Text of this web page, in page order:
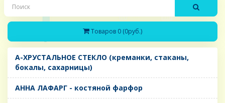
Товаров 0 (0руб.)
A-ХРУСТАЛЬНОЕ СТЕКЛО (креманки, стаканы,
бокалы, сахарницы)
AHHA ЛАФАРГ - костяной фарфор